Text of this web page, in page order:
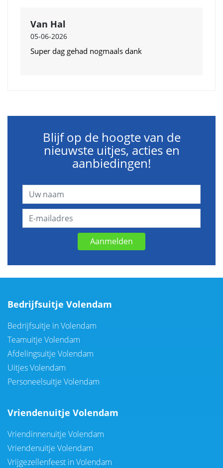
Van Hal
05-06-2026
Super dag gehad nogmaals dank
Blijf op de hoogte van de
nieuwste uitjes, acties en
aanbiedingen!
Aanmelden
Bedrijfsuitje Volendam
Bedrijfsuitje in Volendam
Teamuitje Volendam
Afdelingsuitje Volendam
Uitjes Volendam
Personeelsuitje Volendam
Vriendenuitje Volendam
Vriendinnenuitje Volendam
Vriendenuitje Volendam
Vrijgezellenfeest in Volendam